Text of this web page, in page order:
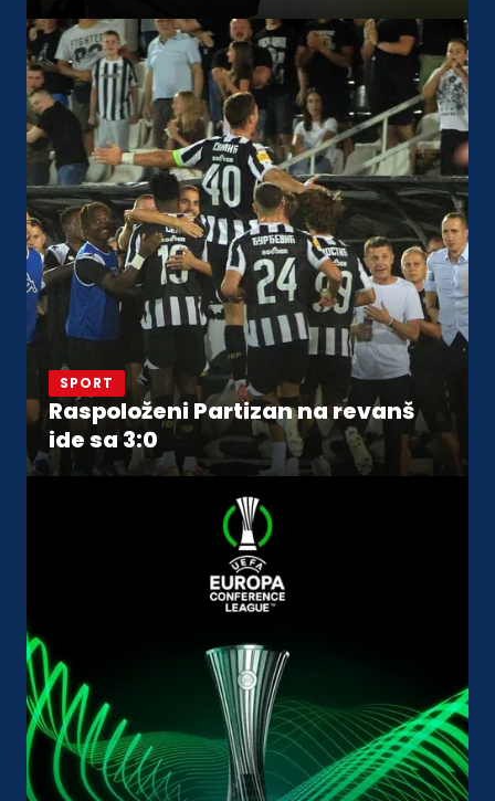
SPORT
Raspoloženi Partizan na revanš
ide sa 3:0